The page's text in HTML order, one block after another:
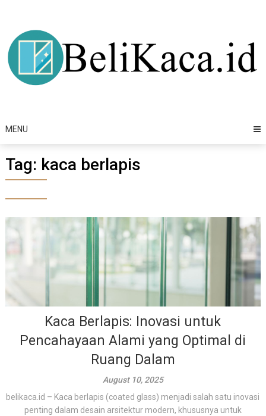
content
MENU
Tag: kaca berlapis
Kaca Berlapis: Inovasi untuk
Pencahayaan Alami yang Optimal di
Ruang Dalam
August 10, 2025
belikaca.id – Kaca berlapis (coated glass) menjadi salah satu inovasi
penting dalam desain arsitektur modern, khususnya untuk